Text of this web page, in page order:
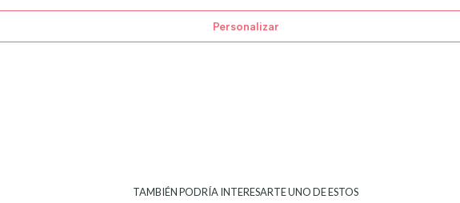
Personalizar
TAMBIÉN PODRÍA INTERESARTE UNO DE ESTOS